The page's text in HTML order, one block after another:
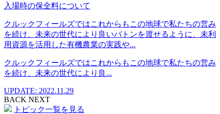
入場時の保全料について
クルックフィールズではこれからもこの地球で私たちの営み
を続け、未来の世代により良いバトンを渡せるように、未利
用資源を活用した有機農業の実践や...
クルックフィールズではこれからもこの地球で私たちの営み
を続け、未来の世代により良...
UPDATE: 2022.11.29
BACK NEXT
トピック一覧を見る